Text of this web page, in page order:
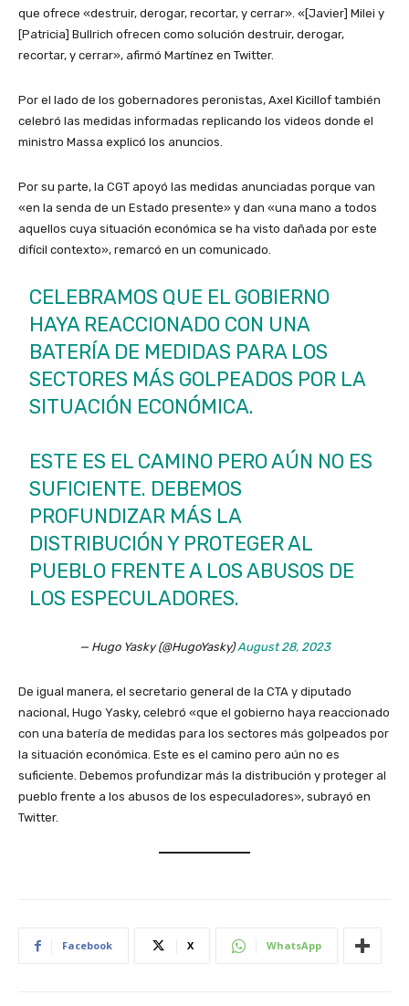
que ofrece «destruir, derogar, recortar, y cerrar». «[Javier] Milei y
[Patricia] Bullrich ofrecen como solución destruir, derogar,
recortar, y cerrar», afirmó Martínez en Twitter.
Por el lado de los gobernadores peronistas, Axel Kicillof también
celebró las medidas informadas replicando los videos donde el
ministro Massa explicó los anuncios.
Por su parte, la CGT apoyó las medidas anunciadas porque van
«en la senda de un Estado presente» y dan «una mano a todos
aquellos cuya situación económica se ha visto dañada por este
difícil contexto», remarcó en un comunicado.
CELEBRAMOS QUE EL GOBIERNO
HAYA REACCIONADO CON UNA
BATERÍA DE MEDIDAS PARA LOS
SECTORES MÁS GOLPEADOS POR LA
SITUACIÓN ECONÓMICA.
ESTE ES EL CAMINO PERO AÚN NO ES
SUFICIENTE. DEBEMOS
PROFUNDIZAR MÁS LA
DISTRIBUCIÓN Y PROTEGER AL
PUEBLO FRENTE A LOS ABUSOS DE
LOS ESPECULADORES.
— Hugo Yasky (@HugoYasky)August 28, 2023
De igual manera, el secretario general de la CTA y diputado
nacional, Hugo Yasky, celebró «que el gobierno haya reaccionado
con una batería de medidas para los sectores más golpeados por
la situación económica. Este es el camino pero aún no es
suficiente. Debemos profundizar más la distribución y proteger al
pueblo frente a los abusos de los especuladores», subrayó en
Twitter.
Facebook X WhatsApp